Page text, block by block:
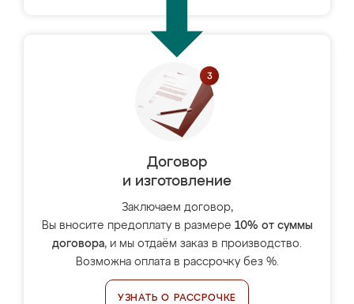
Договор
и изготовление
Заключаем договор,
Вы вносите предоплату в размере 10% от суммы
договора, и мы отдаём заказ в производство.
Возможна оплата в рассрочку без %.
УЗНАТЬ О РАССРОЧКЕ